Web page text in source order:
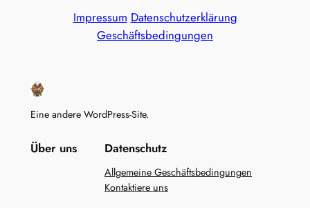
Impressum Datenschutzerklärung
Geschäftsbedingungen
Eine andere WordPress-Site.
Über uns Datenschutz
Allgemeine Geschäftsbedingungen
Kontaktiere uns